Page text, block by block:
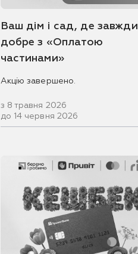
Ваш дім і сад, де завжди
добре з «Оплатою
частинами»
Акцію завершено.
з 8 травня 2026
до 14 червня 2026